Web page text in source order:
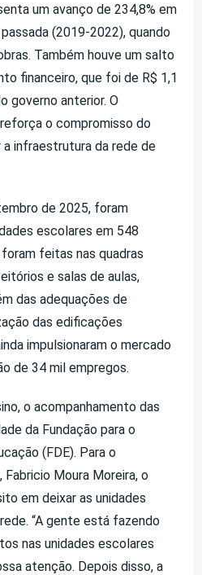
um avanço de 234,8% em
(2019-2022), quando
Também houve um salto
financeiro, que foi de R$ 1,1
governo anterior. O
o compromisso do
infraestrutura da rede de
de 2025, foram
escolares em 548
feitas nas quadras
e salas de aulas,
das adequações de
das edificações
impulsionaram o mercado
de 34 mil empregos.
o acompanhamento das
da Fundação para o
(FDE). Para o
Moura Moreira, o
em deixar as unidades
“A gente está fazendo
nas unidades escolares
atenção. Depois disso, a